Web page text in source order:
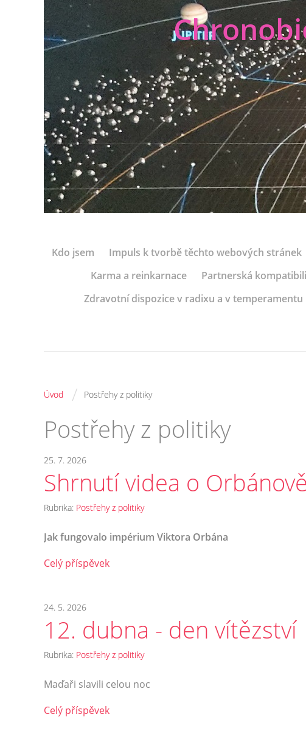
Kdo jsem Impuls k tvorbě těchto webových stránek
Karma a reinkarnace
Partnerská
Zdravotní dispozice v radixu a v temperamentu
Úvod / Postřehy z politiky
Postřehy z politiky
25. 7. 2026
Shrnutí videa o
Rubrika: Postřehy z politiky
Jak fungovalo impérium Viktora Orbána
Celý příspěvek
24. 5. 2026
12. dubna - den vítězství
Rubrika: Postřehy z politiky
Maďaři slavili celou noc
Celý příspěvek